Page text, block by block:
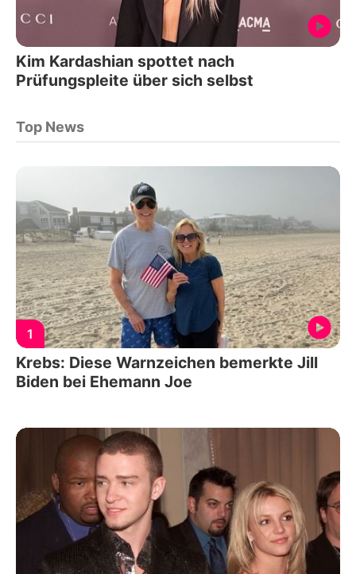
Kim Kardashian spottet nach
Prüfungspleite über sich selbst
Top News
1
Krebs: Diese Warnzeichen bemerkte Jill
Biden bei Ehemann Joe